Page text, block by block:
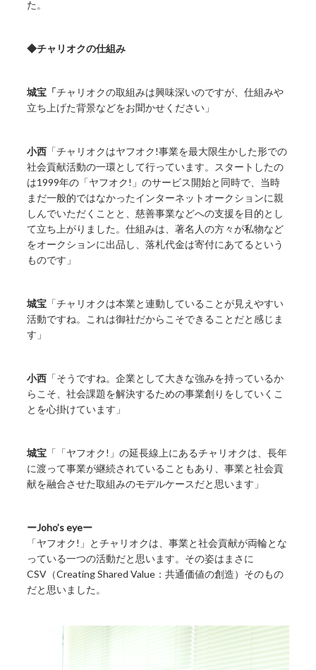
た。
◆チャリオクの仕組み
城宝「チャリオクの取組みは興味深いのですが、仕組みや
立ち上げた背景などをお聞かせください」
小西 「チャリオクはヤフオク!事業を最大限生かした形での
社会貢献活動の一環として行っています。スタートしたの
は1999年の「ヤフオク!」のサービス開始と同時で、当時
まだ一般的ではなかったインターネットオークションに親
しんでいただくことと、慈善事業などへの支援を目的とし
て立ち上がりました。仕組みは、著名人の方々が私物など
をオークションに出品し、落札代金は寄付にあてるという
ものです」
城宝 「チャリオクは本業と連動していることが見えやすい
活動ですね。これは御社だからこそできることだと感じま
す」
小西 「そうですね。企業として大きな強みを持っているか
らこそ、社会課題を解決するための事業創りをしていくこ
とを心掛けています」
城宝 「「ヤフオク!」の延長線上にあるチャリオクは、長年
に渡って事業が継続されていることもあり、事業と社会貢
献を融合させた取組みのモデルケースだと思います」
ーJoho’s eyeー
「ヤフオク!」とチャリオクは、事業と社会貢献が両輪とな
っている一つの活動だと思います。その姿はまさに
CSV（Creating Shared Value：共通価値の創造）そのもの
だと思いました。